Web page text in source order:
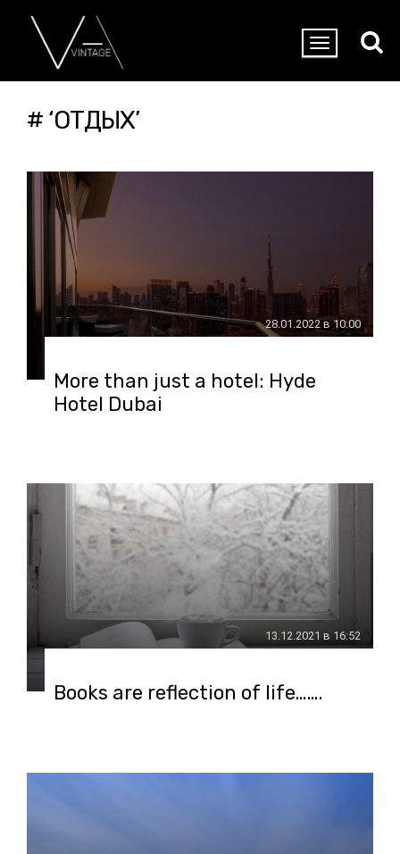
# ‘ОТДЫХ’
28.01.2022 в 10:00
More than just a hotel: Hyde
Hotel Dubai
13.12.2021 в 16:52
Books are reflection of life…….